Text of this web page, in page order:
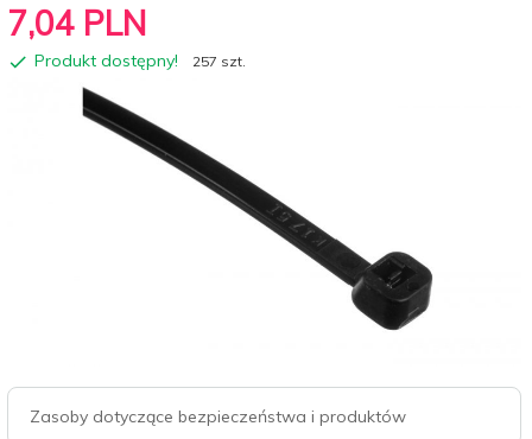
7,04 PLN
Produkt dostępny! 257 szt.
Zasoby dotyczące bezpieczeństwa i produktów